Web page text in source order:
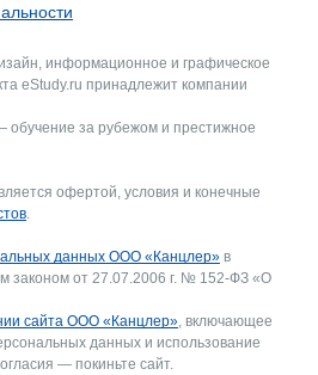
информационное и графическое
eStudy.ru принадлежит компании
обучение за рубежом и престижное
офертой, условия и конечные
данных ООО «Канцлер» в
законом от 27.07.2006 г. № 152-ФЗ «О
сайта ООО «Канцлер» , включающее
данных и использование
— покиньте сайт.